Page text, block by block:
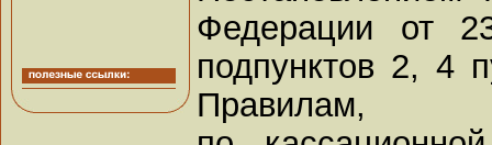
Федерации от
подпунктов 2, 4
Правилам,